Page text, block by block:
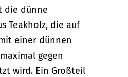
die dünne
Teakholz, die auf
einer dünnen
gegen
wird. Ein Großteil